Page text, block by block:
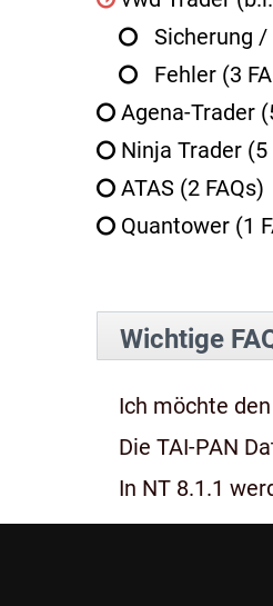
Sicherung
Fehler (3
Agena-Trader
Ninja Trader (5
ATAS (2 FAQs)
Quantower (1
Wichtige
Ich möchte
Die TAI-PAN
In NT 8.1.1